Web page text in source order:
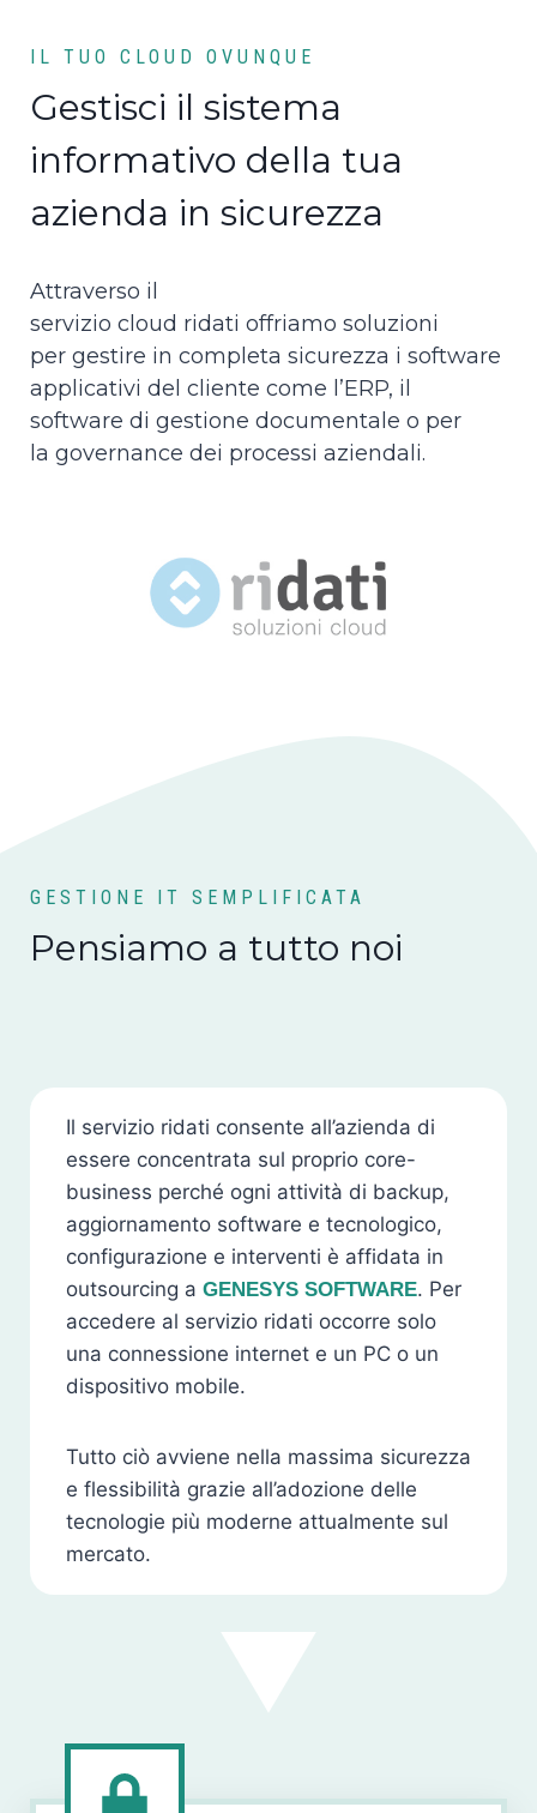
IL TUO CLOUD OVUNQUE
Gestisci il sistema
informativo della tua
azienda in sicurezza
Attraverso il
servizio cloud ridati offriamo soluzioni
per gestire in completa sicurezza i software
applicativi del cliente come l’ERP, il
software di gestione documentale o per
la governance dei processi aziendali.
GESTIONE IT SEMPLIFICATA
Pensiamo a tutto noi
Il servizio ridati consente all’azienda di
essere concentrata sul proprio core-
business perché ogni attività di backup,
aggiornamento software e tecnologico,
configurazione e interventi è affidata in
outsourcing a GENESYS SOFTWARE. Per
accedere al servizio ridati occorre solo
una connessione internet e un PC o un
dispositivo mobile.
Tutto ciò avviene nella massima sicurezza
e flessibilità grazie all’adozione delle
tecnologie più moderne attualmente sul
mercato.